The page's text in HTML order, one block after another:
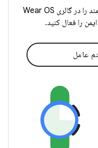
طرح‌های پیام‌رسانی ساعت‌های هوشمند را در گالری Wear OS
را فعال کنید.
عامل